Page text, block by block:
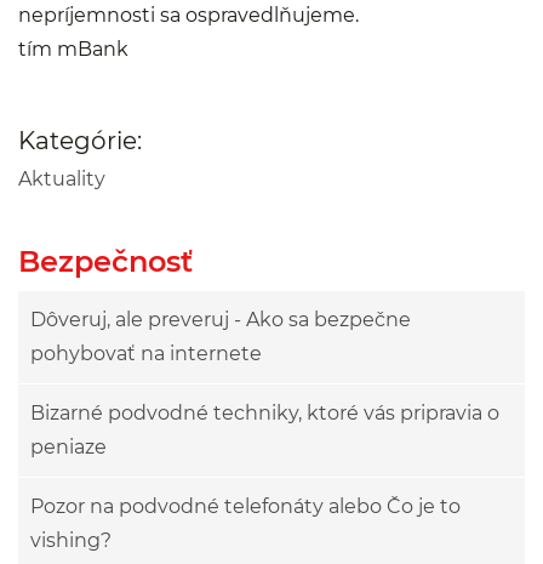
nepríjemnosti sa ospravedlňujeme.
tím mBank
Kategórie:
Aktuality
Bezpečnosť
Dôveruj, ale preveruj - Ako sa bezpečne
pohybovať na internete
Bizarné podvodné techniky, ktoré vás pripravia o
peniaze
Pozor na podvodné telefonáty alebo Čo je to
vishing?